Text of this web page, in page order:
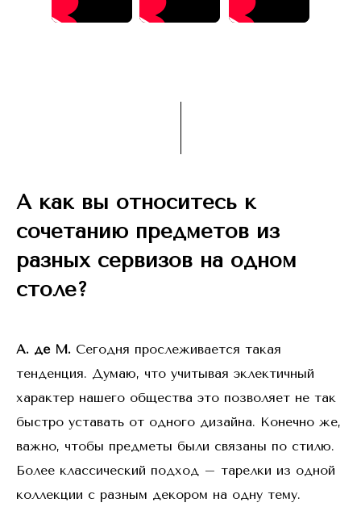
А как вы относитесь к
сочетанию предметов из
разных сервизов на одном
столе?
А. де М. Сегодня прослеживается такая
тенденция. Думаю, что учитывая эклектичный
характер нашего общества это позволяет не так
быстро уставать от одного дизайна. Конечно же,
важно, чтобы предметы были связаны по стилю.
Более классический подход – тарелки из одной
коллекции с разным декором на одну тему.